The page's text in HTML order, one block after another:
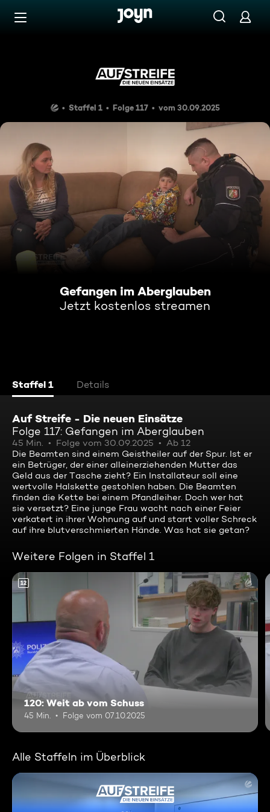
Zum Inhalt springen
Gefangen im Aberglauben
Staffel 1 Folge 117 vom 30.09.2025
Gefangen im Aberglauben
Jetzt kostenlos streamen
Staffel 1 Details
Auf Streife - Die neuen Einsätze
Folge 117: Gefangen im Aberglauben
45 Min. Folge vom 30.09.2025
Ab 12
Die Beamten sind einem Geistheiler auf der Spur. Ist er
ein Betrüger, der einer alleinerziehenden Mutter das
Geld aus der Tasche zieht? Ein Installateur soll eine
wertvolle Halskette gestohlen haben. Die Beamten
finden die Kette bei einem Pfandleiher. Doch wer hat
sie versetzt? Eine junge Frau wacht nach einer Feier
verkatert in ihrer Wohnung auf und starrt voller Schreck
auf ihre blutverschmierten Hände. Was hat sie getan?
Weitere Folgen in Staffel 1
12
120: Weit ab vom Schuss
45 Min. Folge vom 07.10.2025
Alle Staffeln im Überblick